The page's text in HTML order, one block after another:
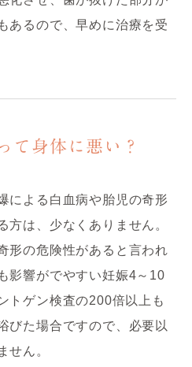
あるので、早めに治療を受
て身体に悪い？
による白血病や胎児の奇形
方は、少なくありません。
形の危険性があると言われ
影響がでやすい妊娠4～10
トゲン検査の200倍以上も
びた場合ですので、必要以
せん。